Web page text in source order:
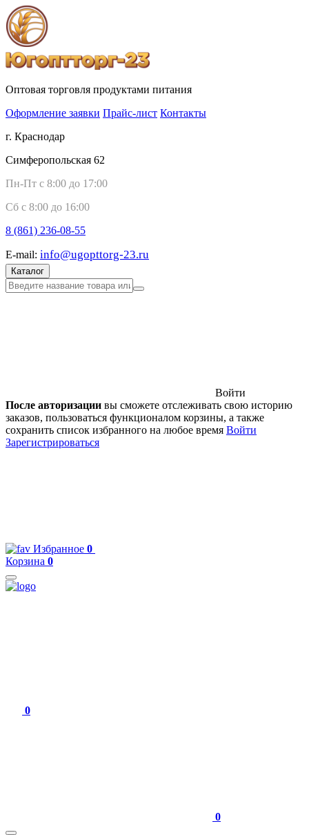
Оптовая торговля продуктами питания
Оформление заявки Прайс-лист Контакты
г. Краснодар
Симферопольская 62
Пн-Пт с 8:00 до 17:00
Сб с 8:00 до 16:00
8 (861) 236-08-55
E-mail: info@ugopttorg-23.ru
Каталог
Войти
После авторизации вы сможете отслеживать свою историю
заказов, пользоваться функционалом корзины, а также
сохранить список избранного на любое время Войти
Зарегистрироваться
Избранное 0
Корзина 0
0
0